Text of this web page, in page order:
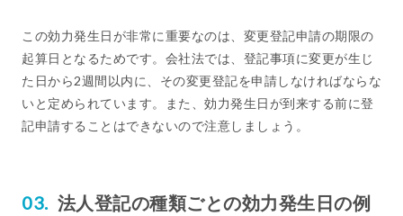
この効力発生日が非常に重要なのは、変更登記申請の期限の
起算日となるためです。会社法では、登記事項に変更が生じ
た日から2週間以内に、その変更登記を申請しなければならな
いと定められています。また、効力発生日が到来する前に登
記申請することはできないので注意しましょう。
法人登記の種類ごとの効力発生日の例